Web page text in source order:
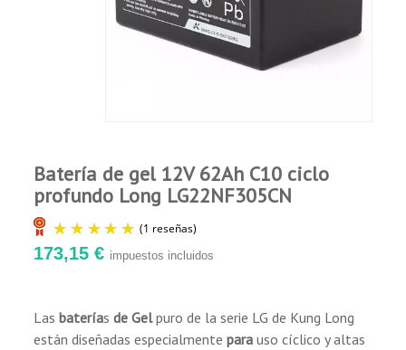
Batería de gel 12V 62Ah C10 ciclo
profundo Long LG22NF305CN
(1 reseñas)
173,15 € impuestos incluidos
Lasbateríasde Gelpuro de la serie LG de Kung Long
están diseñadas especialmentepara uso cíclico y altas
de energía.
Buena capacidad de recuperación de descarga
Aplicaciones:
Vehículos eléctricos.
Sillas de ruedas y scooters eléctricos.
Marina.
Sistemas de seguridad y contraincendios.
Instalaciones fotovoltaicas y eólicas.
Comprador Verificado
Publicado el 11/23/21, 11:33 PM
Es justo la batería que buscaba, sin lugar a